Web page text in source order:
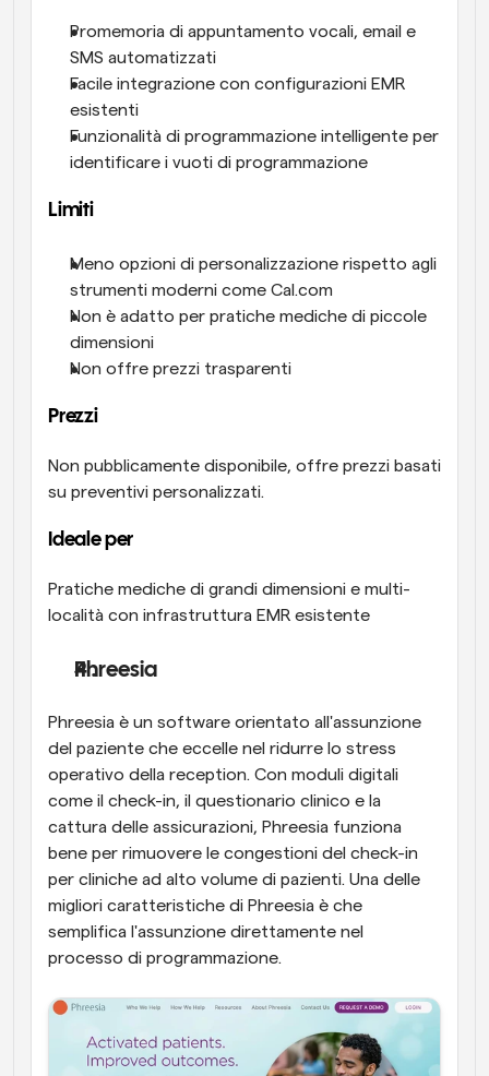
Promemoria di appuntamento vocali, email e
SMS automatizzati
Facile integrazione con configurazioni EMR
esistenti
Funzionalità di programmazione intelligente per
identificare i vuoti di programmazione
Limiti
Meno opzioni di personalizzazione rispetto agli
strumenti moderni come Cal.com
Non è adatto per pratiche mediche di piccole
dimensioni
Non offre prezzi trasparenti
Prezzi
Non pubblicamente disponibile, offre prezzi basati
su preventivi personalizzati.
Ideale per
Pratiche mediche di grandi dimensioni e multi-
località con infrastruttura EMR esistente
Phreesia
Phreesia è un software orientato all'assunzione
del paziente che eccelle nel ridurre lo stress
operativo della reception. Con moduli digitali
come il check-in, il questionario clinico e la
cattura delle assicurazioni, Phreesia funziona
bene per rimuovere le congestioni del check-in
per cliniche ad alto volume di pazienti. Una delle
migliori caratteristiche di Phreesia è che
semplifica l'assunzione direttamente nel
processo di programmazione.